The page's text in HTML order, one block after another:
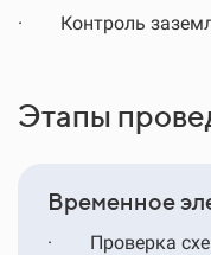
· Контроль
Этапы
Временное
·
Проверка